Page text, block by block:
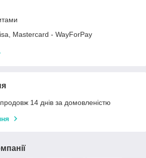
Mastercard - WayForPay
14 днів за домовленістю